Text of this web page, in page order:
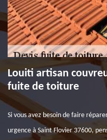
Louiti artisan
fuite de toiture
Si vous avez besoin de faire
urgence à Saint Flovier 37600,